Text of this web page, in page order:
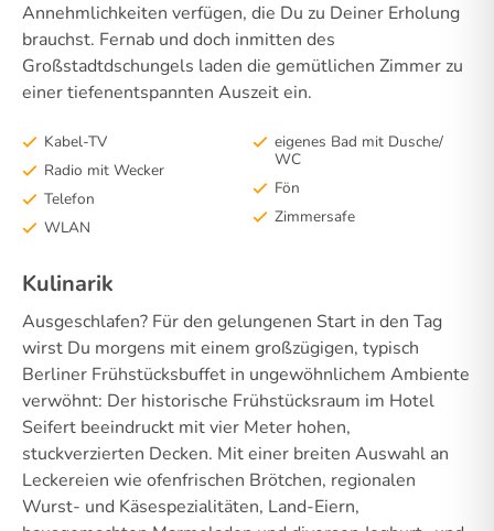
Annehmlichkeiten verfügen, die Du zu Deiner Erholung
brauchst. Fernab und doch inmitten des
Großstadtdschungels laden die gemütlichen Zimmer zu
einer tiefenentspannten Auszeit ein.
Kabel-TV
Radio mit Wecker
Telefon
WLAN
eigenes Bad mit Dusche/
WC
Fön
Zimmersafe
Kulinarik
Ausgeschlafen? Für den gelungenen Start in den Tag
wirst Du morgens mit einem großzügigen, typisch
Berliner Frühstücksbuffet in ungewöhnlichem Ambiente
verwöhnt: Der historische Frühstücksraum im Hotel
Seifert beeindruckt mit vier Meter hohen,
stuckverzierten Decken. Mit einer breiten Auswahl an
Leckereien wie ofenfrischen Brötchen, regionalen
Wurst- und Käsespezialitäten, Land-Eiern,